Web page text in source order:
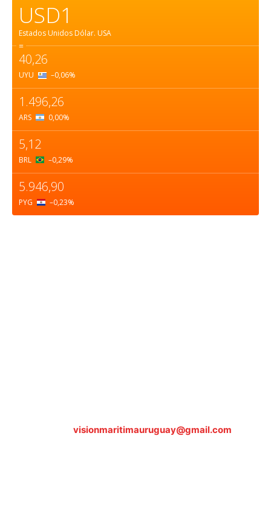
USD1
Estados Unidos Dólar. USA
=
40,26
UYU –0,06%
1.496,26
ARS 0,00%
5,12
BRL –0,29%
5.946,90
PYG –0,23%
visionmaritimauruguay@gmail.com